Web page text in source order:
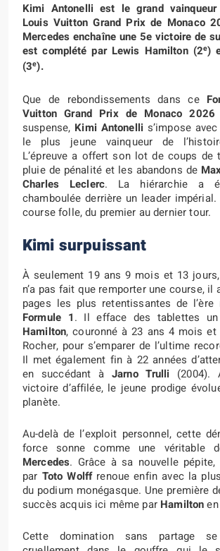
Kimi Antonelli est le grand
Louis Vuitton Grand Prix de Monaco
Mercedes enchaîne une 5e victoire de
est complété par Lewis Hamilton (2e)
(3e).
Que de rebondissements dans ce
Vuitton Grand Prix de Monaco
suspense, Kimi Antonelli s’impose
le plus jeune vainqueur de
L’épreuve a offert son lot de coups de
pluie de pénalité et les abandons de
Charles Leclerc. La hiérarchie a
chamboulée derrière un leader
course folle, du premier au dernier tour.
Kimi surpuissant
À seulement 19 ans 9 mois et 13 jours,
n’a pas fait que remporter une course, il
pages les plus retentissantes de
Formule 1. Il efface des tablettes
Hamilton, couronné à 23 ans 4 mois
Rocher, pour s’emparer de l’ultime
Il met également fin à 22 années
en succédant à Jarno Trulli (2004).
victoire d’affilée, le jeune prodige
planète.
Au-delà de l’exploit personnel, cette
force sonne comme une véritable
Mercedes. Grâce à sa nouvelle pépite,
par Toto Wolffrenoue enfin avec la
du podium monégasque. Une première
succès acquis ici même par Hamilton
Cette domination sans partage